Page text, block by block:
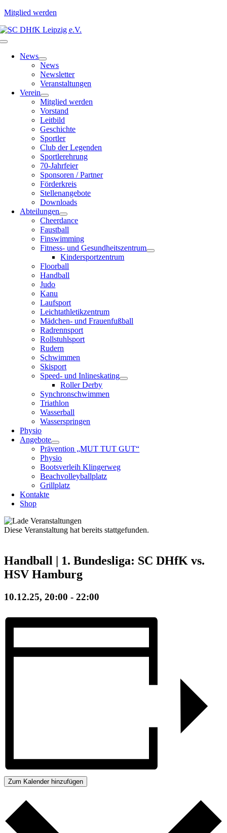
Mitglied werden
Zum
Inhalt
Toggle
NavigationNews
News
Newsletter
Veranstaltungen
Verein
Mitglied werden
Vorstand
Leitbild
Geschichte
Sportler
Club der Legenden
Sportlerehrung
70-Jahrfeier
Sponsoren / Partner
Förderkreis
Stellenangebote
Downloads
Abteilungen
Cheerdance
Faustball
Finswimming
Fitness- und Gesundheitszentrum
Kindersportzentrum
Floorball
Handball
Judo
Kanu
Laufsport
Leichtathletikzentrum
Mädchen- und Frauenfußball
Radrennsport
Rollstuhlsport
Rudern
Schwimmen
Skisport
Speed- und Inlineskating
Roller Derby
Synchronschwimmen
Triathlon
Wasserball
Wasserspringen
Physio
Angebote
Prävention „MUT TUT GUT“
Physio
Bootsverleih Klingerweg
Beachvolleyballplatz
Grillplatz
Kontakte
Shop
Diese Veranstaltung hat bereits stattgefunden.
Handball | 1. Bundesliga: SC DHfK vs.
HSV Hamburg
10.12.25, 20:00 - 22:00
Zum Kalender hinzufügen